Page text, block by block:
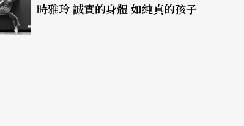
時雅玲 誠實的身體 如純真的孩子